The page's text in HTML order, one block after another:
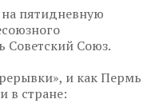
пятидневную
Советский Союз.
и как Пермь
в стране: